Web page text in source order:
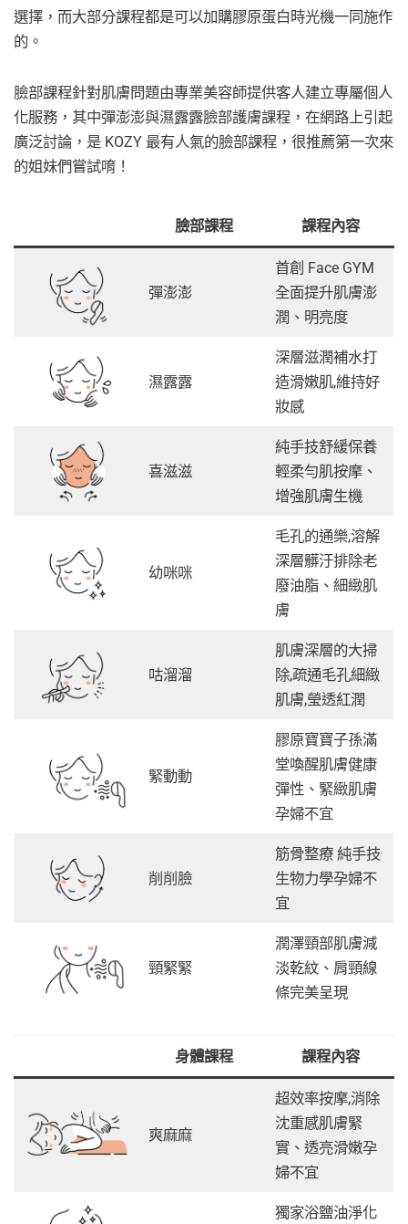
選擇，而大部分課程都是可以加購膠原蛋白時光機一同施作
的。
臉部課程針對肌膚問題由專業美容師提供客人建立專屬個人
化服務，其中彈澎澎與濕露露臉部護膚課程，在網路上引起
廣泛討論，是 KOZY 最有人氣的臉部課程，很推薦第一次來
的姐妹們嘗試唷！
臉部課程 課程內容
彈澎澎
首創 Face GYM
全面提升肌膚澎
潤、明亮度
濕露露
深層滋潤補水打
造滑嫩肌,維持好
妝感
喜滋滋
純手技舒緩保養
輕柔勻肌按摩、
增強肌膚生機
幼咪咪
毛孔的通樂,溶解
深層髒汙排除老
廢油脂、細緻肌
膚
咕溜溜
肌膚深層的大掃
除,疏通毛孔細緻
肌膚,瑩透紅潤
緊動動
膠原寶寶子孫滿
堂喚醒肌膚健康
彈性、緊緻肌膚
孕婦不宜
削削臉
筋骨整療 純手技
生物力學孕婦不
宜
頸緊緊
潤澤頸部肌膚減
淡乾紋、肩頸線
條完美呈現
身體課程 課程內容
爽麻麻
超效率按摩,消除
沈重感肌膚緊
實、透亮滑嫩孕
婦不宜
獨家浴鹽油淨化